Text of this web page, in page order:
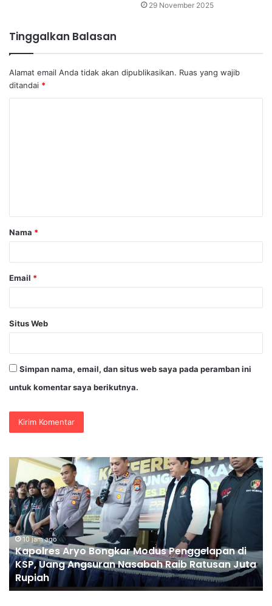
29 November 2025
Tinggalkan Balasan
Alamat email Anda tidak akan dipublikasikan. Ruas yang wajib
ditandai *
a
r
Nama *
Email *
Situs Web
Simpan nama, email, dan situs web saya pada peramban ini
untuk komentar saya berikutnya.
di
Juta
Penggantian
Kapolri
“Dihembus
Oleh
Pihak
Pihak
Terganggu
Kenyamanannya”
10 jam ago
Penggantian Kapolri “Dihembus Oleh Pihak
Pihak Terganggu Kenyamanannya”